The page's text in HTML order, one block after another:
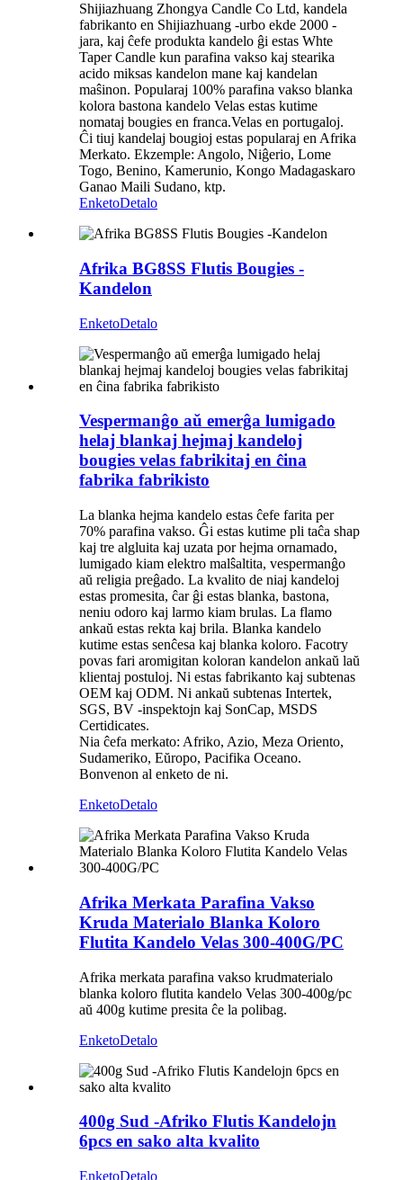
Shijiazhuang Zhongya Candle Co Ltd, kandela
fabrikanto en Shijiazhuang -urbo ekde 2000 -
jara, kaj ĉefe produkta kandelo ĝi estas Whte
Taper Candle kun parafina vakso kaj stearika
acido miksas kandelon mane kaj kandelan
maŝinon. Popularaj 100% parafina vakso blanka
kolora bastona kandelo Velas estas kutime
nomataj bougies en franca.Velas en portugaloj.
Ĉi tiuj kandelaj bougioj estas popularaj en Afrika
Merkato. Ekzemple: Angolo, Niĝerio, Lome
Togo, Benino, Kamerunio, Kongo Madagaskaro
Ganao Maili Sudano, ktp.
EnketoDetalo
Afrika BG8SS Flutis Bougies -
Kandelon
EnketoDetalo
Vespermanĝo aŭ emerĝa lumigado
helaj blankaj hejmaj kandeloj
bougies velas fabrikitaj en ĉina
fabrika fabrikisto
La blanka hejma kandelo estas ĉefe farita per
70% parafina vakso. Ĝi estas kutime pli taĉa shap
kaj tre algluita kaj uzata por hejma ornamado,
lumigado kiam elektro malŝaltita, vespermanĝo
aŭ religia preĝado. La kvalito de niaj kandeloj
estas promesita, ĉar ĝi estas blanka, bastona,
neniu odoro kaj larmo kiam brulas. La flamo
ankaŭ estas rekta kaj brila. Blanka kandelo
kutime estas senĉesa kaj blanka koloro. Facotry
povas fari aromigitan koloran kandelon ankaŭ laŭ
klientaj postuloj. Ni estas fabrikanto kaj subtenas
OEM kaj ODM. Ni ankaŭ subtenas Intertek,
SGS, BV -inspektojn kaj SonCap, MSDS
Certidicates.
Nia ĉefa merkato: Afriko, Azio, Meza Oriento,
Sudameriko, Eŭropo, Pacifika Oceano.
Bonvenon al enketo de ni.
EnketoDetalo
Afrika Merkata Parafina Vakso
Kruda Materialo Blanka Koloro
Flutita Kandelo Velas 300-400G/PC
Afrika merkata parafina vakso krudmaterialo
blanka koloro flutita kandelo Velas 300-400g/pc
aŭ 400g kutime presita ĉe la polibag.
EnketoDetalo
400g Sud -Afriko Flutis Kandelojn
6pcs en sako alta kvalito
EnketoDetalo